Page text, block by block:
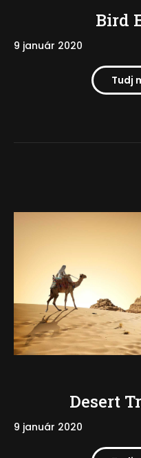
Bird
9 január 2020
Tudj
Desert
9 január 2020